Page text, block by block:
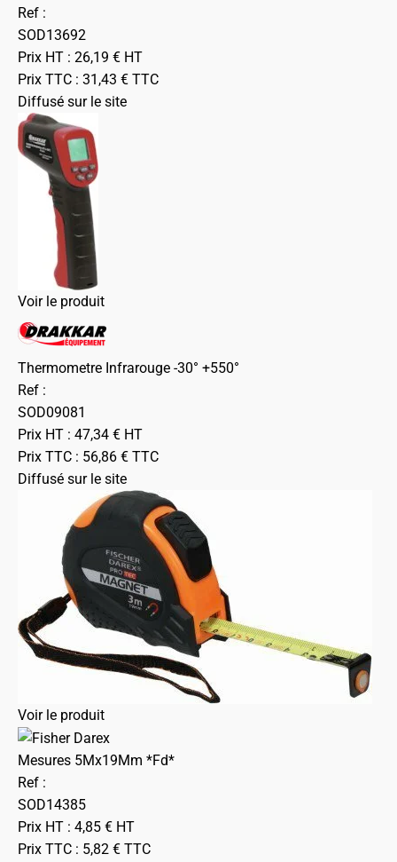
Ref :
SOD13692
Prix HT : 26,19 € HT
Prix TTC : 31,43 € TTC
Diffusé sur le site
Voir le produit
Thermometre Infrarouge -30° +550°
Ref :
SOD09081
Prix HT : 47,34 € HT
Prix TTC : 56,86 € TTC
Diffusé sur le site
Voir le produit
Mesures 5Mx19Mm *Fd*
Ref :
SOD14385
Prix HT : 4,85 € HT
Prix TTC : 5,82 € TTC